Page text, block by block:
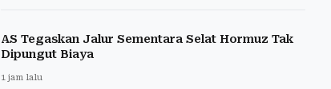
AS Tegaskan Jalur Sementara Selat Hormuz Tak
Dipungut Biaya
1 jam lalu